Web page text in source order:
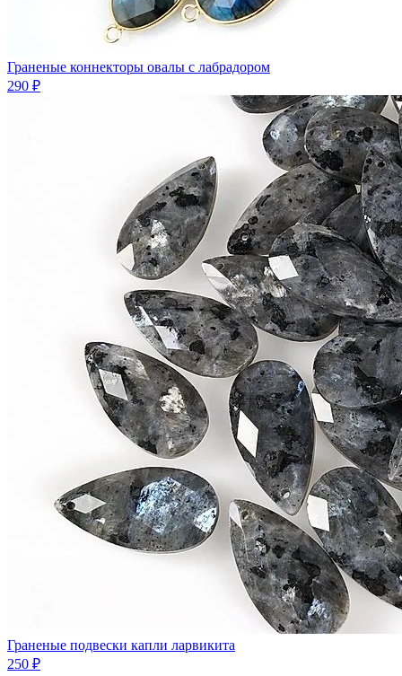
Граненые коннекторы овалы с лабрадором
290 ₽
Граненые подвески капли ларвикита
250 ₽